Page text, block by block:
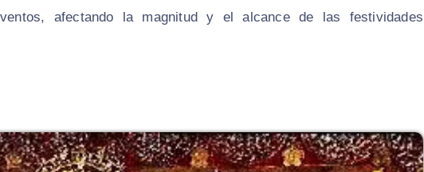
afectando la magnitud y el alcance de las festividades